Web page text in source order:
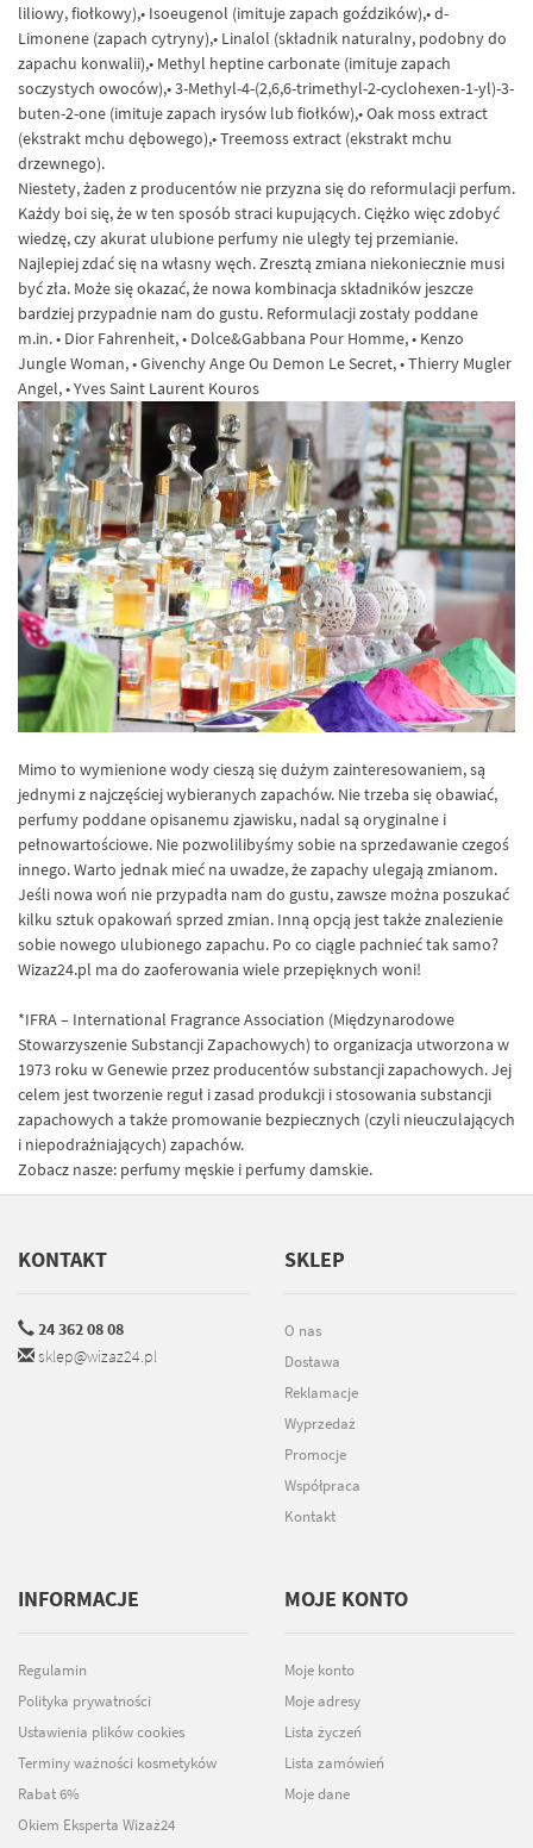
liliowy, fiołkowy),• Isoeugenol (imituje zapach goździków),• d-
Limonene (zapach cytryny),• Linalol (składnik naturalny, podobny do
zapachu konwalii),• Methyl heptine carbonate (imituje zapach
soczystych owoców),• 3-Methyl-4-(2,6,6-trimethyl-2-cyclohexen-1-yl)-3-
buten-2-one (imituje zapach irysów lub fiołków),• Oak moss extract
(ekstrakt mchu dębowego),• Treemoss extract (ekstrakt mchu
drzewnego).
Niestety, żaden z producentów nie przyzna się do reformulacji perfum.
Każdy boi się, że w ten sposób straci kupujących. Ciężko więc zdobyć
wiedzę, czy akurat ulubione perfumy nie uległy tej przemianie.
Najlepiej zdać się na własny węch. Zresztą zmiana niekoniecznie musi
być zła. Może się okazać, że nowa kombinacja składników jeszcze
bardziej przypadnie nam do gustu. Reformulacji zostały poddane
m.in. • Dior Fahrenheit, • Dolce&Gabbana Pour Homme, • Kenzo
Jungle Woman, • Givenchy Ange Ou Demon Le Secret, • Thierry Mugler
Angel, • Yves Saint Laurent Kouros
Mimo to wymienione wody cieszą się dużym zainteresowaniem, są
jednymi z najczęściej wybieranych zapachów. Nie trzeba się obawiać,
perfumy poddane opisanemu zjawisku, nadal są oryginalne i
pełnowartościowe. Nie pozwolilibyśmy sobie na sprzedawanie czegoś
innego. Warto jednak mieć na uwadze, że zapachy ulegają zmianom.
Jeśli nowa woń nie przypadła nam do gustu, zawsze można poszukać
kilku sztuk opakowań sprzed zmian. Inną opcją jest także znalezienie
sobie nowego ulubionego zapachu. Po co ciągle pachnieć tak samo?
Wizaz24.pl ma do zaoferowania wiele przepięknych woni!
*IFRA – International Fragrance Association (Międzynarodowe
Stowarzyszenie Substancji Zapachowych) to organizacja utworzona w
1973 roku w Genewie przez producentów substancji zapachowych. Jej
celem jest tworzenie reguł i zasad produkcji i stosowania substancji
zapachowych a także promowanie bezpiecznych (czyli nieuczulających
i niepodrażniających) zapachów.
Zobacz nasze: perfumy męskie i perfumy damskie.
KONTAKT
24 362 08 08
sklep@wizaz24.pl
SKLEP
O nas
Dostawa
Reklamacje
Wyprzedaż
Promocje
Współpraca
Kontakt
INFORMACJE
Regulamin
Polityka prywatności
Ustawienia plików cookies
Terminy ważności kosmetyków
Rabat 6%
Okiem Eksperta Wizaż24
MOJE KONTO
Moje konto
Moje adresy
Lista życzeń
Lista zamówień
Moje dane